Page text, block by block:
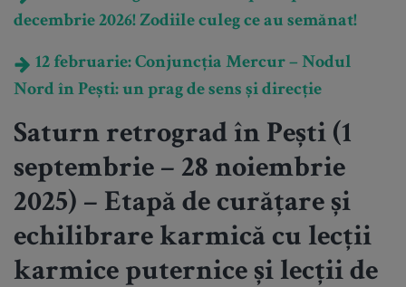
decembrie 2026! Zodiile culeg ce au semănat!
12 februarie: Conjuncția Mercur – Nodul
Nord în Pești: un prag de sens și direcție
Saturn retrograd în Pești (1
septembrie – 28 noiembrie
2025) – Etapă de curățare și
echilibrare karmică cu lecții
karmice puternice și lecții de